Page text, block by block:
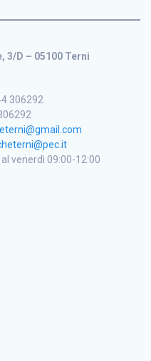
3/D – 05100 Terni
306292
venerdì 09:00-12:00